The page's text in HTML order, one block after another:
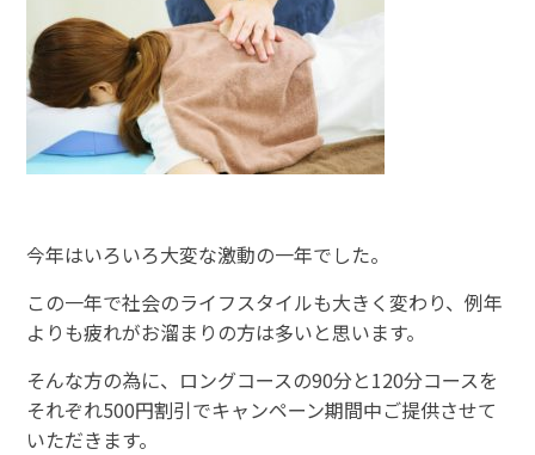
今年はいろいろ大変な激動の一年でした。
この一年で社会のライフスタイルも大きく変わり、例年
よりも疲れがお溜まりの方は多いと思います。
そんな方の為に、ロングコースの90分と120分コースを
それぞれ500円割引でキャンペーン期間中ご提供させて
いただきます。